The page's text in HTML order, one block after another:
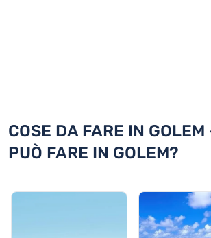
COSE DA FARE IN
PUÒ FARE IN GOLEM?